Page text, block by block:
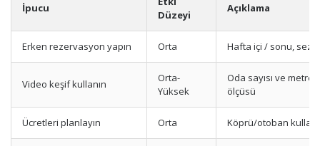
İpucu
Düzeyi
Açıklama
Erken rezervasyon yapın Orta Hafta içi / sonu,
Video keşif kullanın
Orta-
Yüksek
Oda sayısı ve
ölçüsü
Ücretleri planlayın Orta Köprü/otoban